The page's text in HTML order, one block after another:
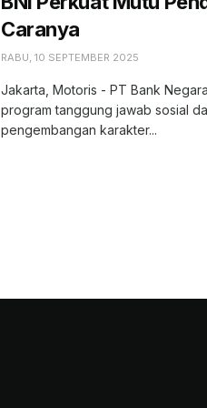
Caranya
RABU, 10 SEPTEMBER 2025
Jakarta, Motoris - PT Bank
program tanggung jawab sosial
pengembangan karakter...